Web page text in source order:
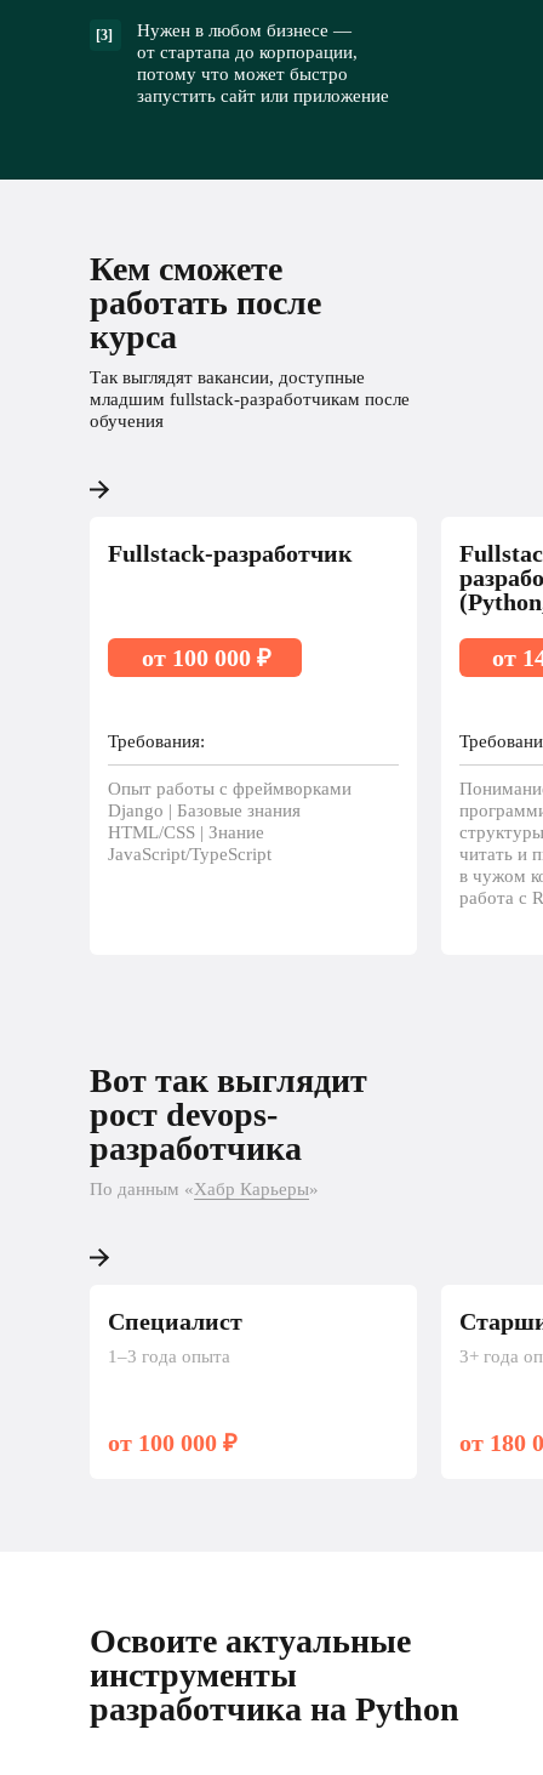
[3]
Нужен в любом бизнесе —
от стартапа до корпорации,
потому что может быстро
запустить сайт или приложение
Кем сможете
работать после
курса
Так выглядят вакансии, доступные
младшим fullstack-разработчикам после
обучения
Fullstack-разработчик
Требования:
Опыт работы с фреймворками
Django | Базовые знания
HTML/CSS | Знание
JavaScript/TypeScript
от 100 000 ₽
читать и
в чужом
работа с
от
Вот так выглядит
рост devops-
разработчика
По данным «Хабр Карьеры»
разработчика
По данным «Хабр Карьеры»
Специалист
1–3 года опыта
от 100 000 ₽
3+ года
от 180
Освоите актуальные
инструменты
разработчика на Python